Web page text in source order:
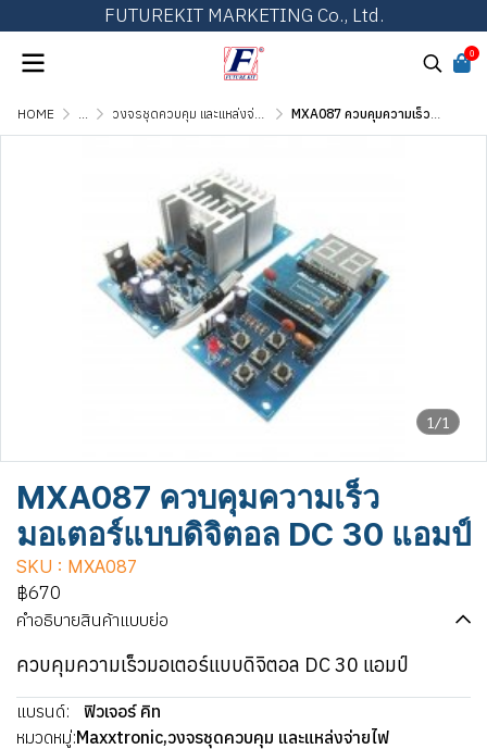
FUTUREKIT MARKETING Co., Ltd.
0
HOME ... วงจรชุดควบคุม และแหล่งจ่ายไฟ MXA087 ควบคุมความเร็วมอเตอร์แบบดิจิตอล DC 30 แอมป์
1/1
MXA087 ควบคุมความเร็ว
มอเตอร์แบบดิจิตอล DC 30 แอมป์
SKU : MXA087
฿670
คำอธิบายสินค้าแบบย่อ
ควบคุมความเร็วมอเตอร์แบบดิจิตอล DC 30 แอมป์
แบรนด์:
ฟิวเจอร์ คิท
หมวดหมู่:Maxxtronic,วงจรชุดควบคุม และแหล่งจ่ายไฟ